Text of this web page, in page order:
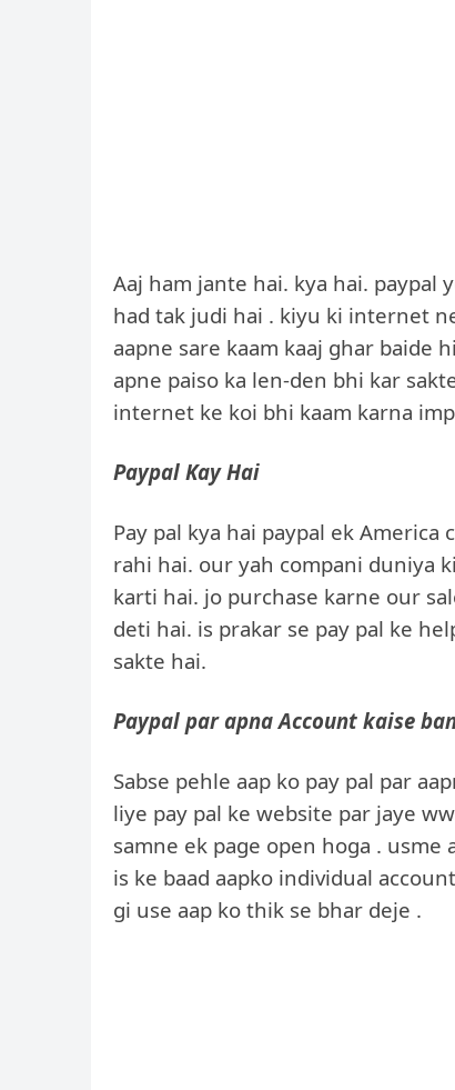
Aaj ham jante hai. kya hai. paypal
had tak judi hai . kiyu ki internet
aapne sare kaam kaaj ghar baide
apne paiso ka len-den bhi kar
internet ke koi bhi kaam karna
Paypal Kay Hai
Pay pal kya hai paypal ek
rahi hai. our yah compani duniya
karti hai. jo purchase karne our
deti hai. is prakar se pay pal ke
sakte hai.
Paypal par apna Account kaise
Sabse pehle aap ko pay pal par
liye pay pal ke website par jaye
samne ek page open hoga . usme
is ke baad aapko individual
gi use aap ko thik se bhar deje .